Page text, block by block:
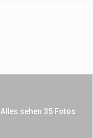
Alles sehen 35 Fotos